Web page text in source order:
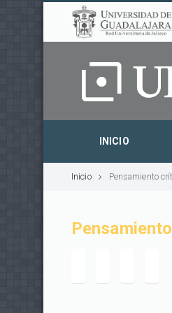
INICIO
Inicio Pensamiento